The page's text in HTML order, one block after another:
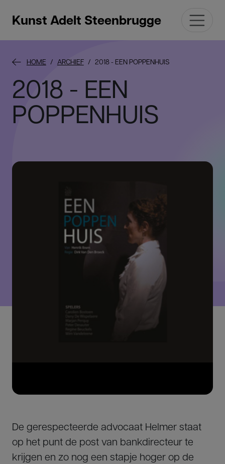
Kunst Adelt Steenbrugge
HOME ARCHIEF 2018 - EEN POPPENHUIS
2018 - EEN
POPPENHUIS
De gerespecteerde advocaat Helmer staat
op het punt de post van bankdirecteur te
krijgen en zo nog een stapje hoger op de